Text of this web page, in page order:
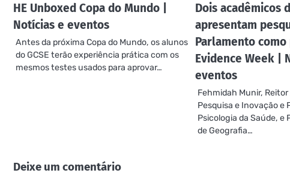
HE Unboxed Copa do Mundo |
Notícias e eventos
Antes da próxima Copa do Mundo, os alunos
do GCSE terão experiência prática com os
mesmos testes usados ​​para aprovar…
Dois acadêmicos
apresentam
Parlamento
Evidence Week |
eventos
Fehmidah Munir,
Pesquisa e Inovação e
Psicologia da Saúde, e
de Geografia…
Deixe um comentário